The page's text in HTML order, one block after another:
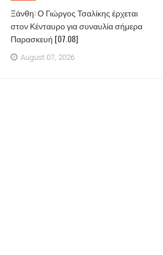
Ξάνθη: Ο Γιώργος Τσαλίκης έρχεται
στον Κένταυρο για συναυλία σήμερα
Παρασκευή [07.08]
August 07, 2026